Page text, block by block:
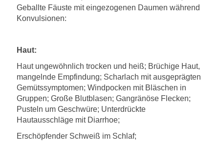
Geballte Fäuste mit eingezogenen Daumen während
Konvulsionen:
Haut:
Haut ungewöhnlich trocken und heiß; Brüchige Haut,
mangelnde Empfindung; Scharlach mit ausgeprägten
Gemütssymptomen; Windpocken mit Bläschen in
Gruppen; Große Blutblasen; Gangränöse Flecken;
Pusteln um Geschwüre; Unterdrückte
Hautausschläge mit Diarrhoe;
Erschöpfender Schweiß im Schlaf;